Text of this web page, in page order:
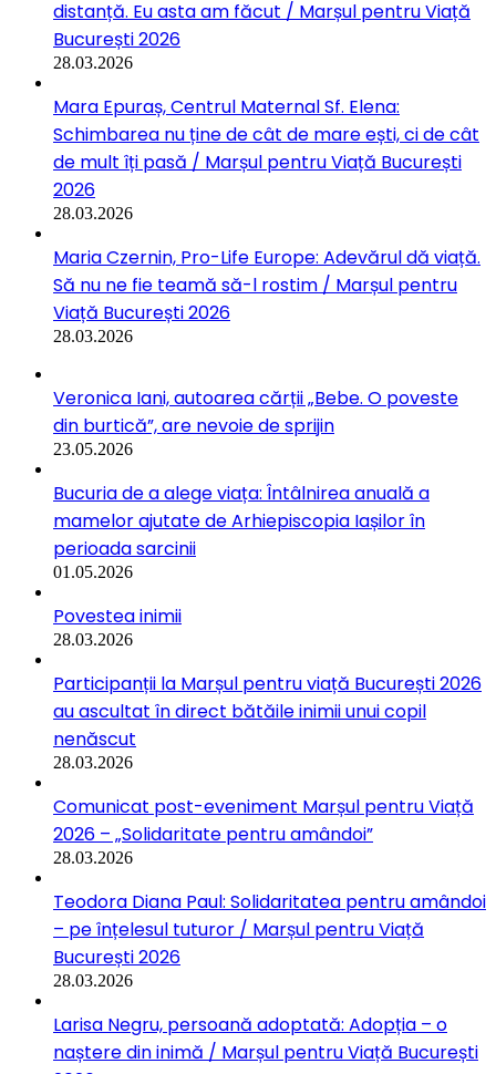
distanță. Eu asta am făcut / Marșul pentru Viață
București 2026
28.03.2026
Mara Epuraș, Centrul Maternal Sf. Elena:
Schimbarea nu ține de cât de mare ești, ci de cât
de mult îți pasă / Marșul pentru Viață București
2026
28.03.2026
Maria Czernin, Pro-Life Europe: Adevărul dă viață.
Să nu ne fie teamă să-l rostim / Marșul pentru
Viață București 2026
28.03.2026
Veronica Iani, autoarea cărții „Bebe. O poveste
din burtică”, are nevoie de sprijin
23.05.2026
Bucuria de a alege viața: Întâlnirea anuală a
mamelor ajutate de Arhiepiscopia Iașilor în
perioada sarcinii
01.05.2026
Povestea inimii
28.03.2026
Participanții la Marșul pentru viață București 2026
au ascultat în direct bătăile inimii unui copil
nenăscut
28.03.2026
Comunicat post-eveniment Marșul pentru Viață
2026 – „Solidaritate pentru amândoi”
28.03.2026
Teodora Diana Paul: Solidaritatea pentru amândoi
– pe înțelesul tuturor / Marșul pentru Viață
București 2026
28.03.2026
Larisa Negru, persoană adoptată: Adopția – o
naștere din inimă / Marșul pentru Viață București